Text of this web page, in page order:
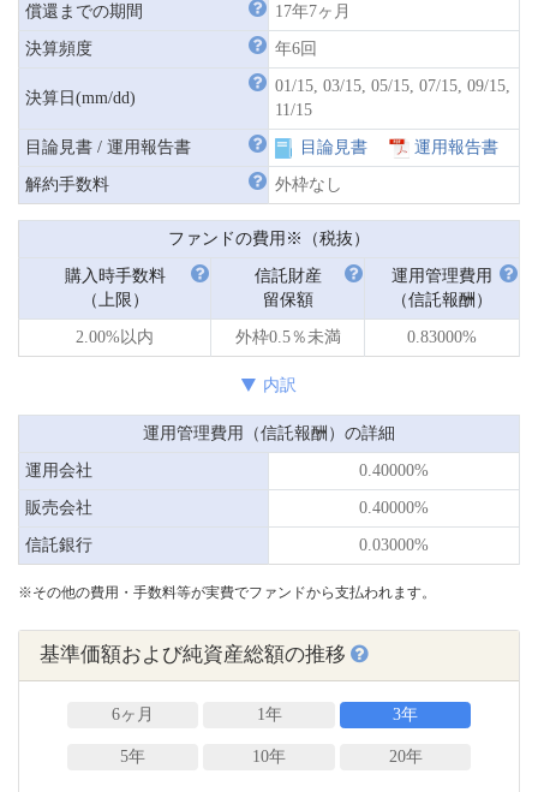
償還までの期間 17年7ヶ月
決算頻度 年6回
決算日(mm/dd)
01/15, 03/15, 05/15, 07/15, 09/15,
11/15
目論見書 / 運用報告書 目論見書 運用報告書
解約手数料 外枠なし
ファンドの費用※（税抜）
購入時手数料
（上限）
信託財産
留保額
運用管理費用
（信託報酬）
2.00%以内 外枠0.5％未満 0.83000%
内訳
運用管理費用（信託報酬）の詳細
運用会社 0.40000%
販売会社 0.40000%
信託銀行 0.03000%
※その他の費用・手数料等が実費でファンドから支払われます。
基準価額および純資産総額の推移
6ヶ月 1年 3年
5年 10年 20年